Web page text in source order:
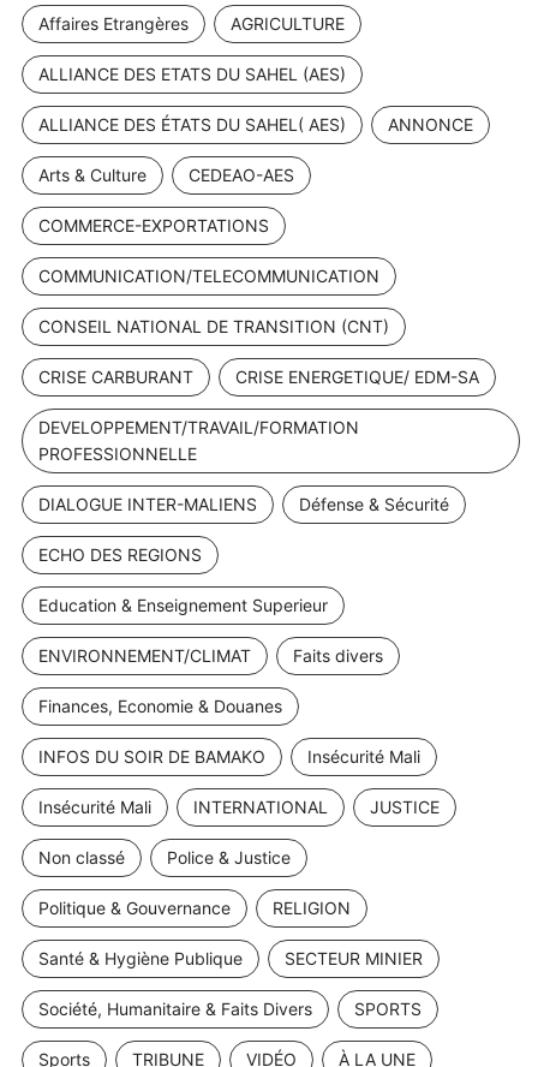
Affaires Etrangères AGRICULTURE
ALLIANCE DES ETATS DU SAHEL (AES)
ALLIANCE DES ÉTATS DU SAHEL( AES) ANNONCE
Arts & Culture CEDEAO-AES
COMMERCE-EXPORTATIONS
COMMUNICATION/TELECOMMUNICATION
CONSEIL NATIONAL DE TRANSITION (CNT)
CRISE CARBURANT CRISE ENERGETIQUE/ EDM-SA
DEVELOPPEMENT/TRAVAIL/FORMATION
PROFESSIONNELLE
DIALOGUE INTER-MALIENS Défense & Sécurité
ECHO DES REGIONS
Education & Enseignement Superieur
ENVIRONNEMENT/CLIMAT Faits divers
Finances, Economie & Douanes
INFOS DU SOIR DE BAMAKO Insécurité Mali
Insécurité Mali INTERNATIONAL JUSTICE
Non classé Police & Justice
Politique & Gouvernance RELIGION
Santé & Hygiène Publique SECTEUR MINIER
Société, Humanitaire & Faits Divers SPORTS
Sports TRIBUNE VIDÉO À LA UNE